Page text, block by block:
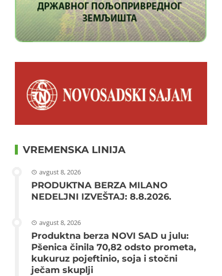
VREMENSKA LINIJA
avgust 8, 2026
PRODUKTNA BERZA MILANO
NEDELJNI IZVEŠTAJ: 8.8.2026.
avgust 8, 2026
Produktna berza NOVI SAD u julu:
Pšenica činila 70,82 odsto prometa,
kukuruz pojeftinio, soja i stočni
ječam skuplji